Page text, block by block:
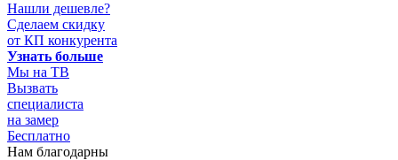
Нашли дешевле?
Сделаем скидку
от КП конкурента
Узнать больше
Мы на ТВ
Вызвать
специалиста
на замер
Бесплатно
Нам благодарны